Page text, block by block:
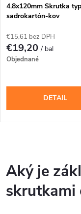
4.8x120mm Skrutka
sadrokartón-kov
€15,61 bez DPH
€19,20/ bal
Objednané
DETAIL
v
l
Aký je
skrutkami